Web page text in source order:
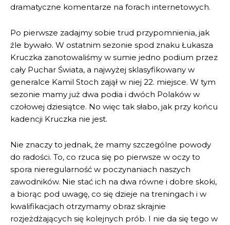
dramatyczne komentarze na forach internetowych.
Po pierwsze zadajmy sobie trud przypomnienia, jak
źle bywało. W ostatnim sezonie spod znaku Łukasza
Kruczka zanotowaliśmy w sumie jedno podium przez
cały Puchar Świata, a najwyżej sklasyfikowany w
generalce Kamil Stoch zajął w niej 22. miejsce. W tym
sezonie mamy już dwa podia i dwóch Polaków w
czołowej dziesiątce. No więc tak słabo, jak przy końcu
kadencji Kruczka nie jest.
Nie znaczy to jednak, że mamy szczególne powody
do radości. To, co rzuca się po pierwsze w oczy to
spora nieregularność w poczynaniach naszych
zawodników. Nie stać ich na dwa równe i dobre skoki,
a biorąc pod uwagę, co się dzieje na treningach i w
kwalifikacjach otrzymamy obraz skrajnie
rozjeżdżających się kolejnych prób. I nie da się tego w